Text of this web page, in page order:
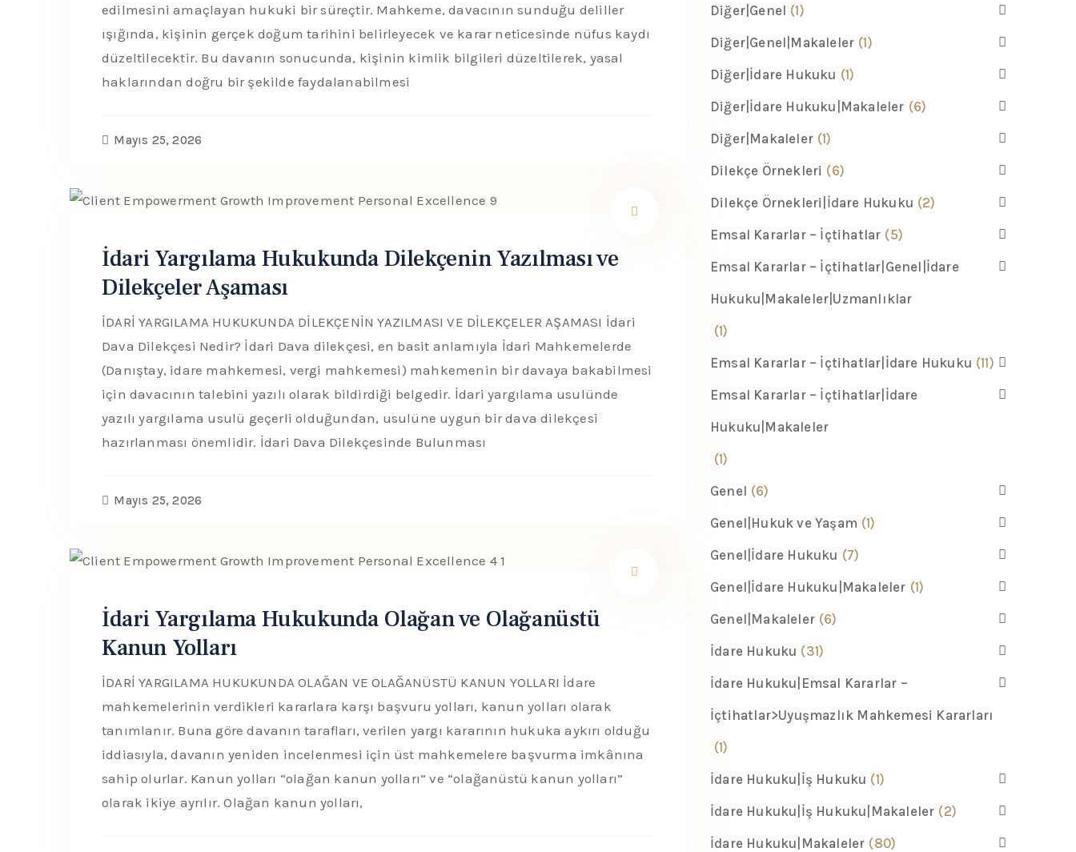
edilmesini amaçlayan hukuki bir süreçtir. Mahkeme, davacının sunduğu deliller
ışığında, kişinin gerçek doğum tarihini belirleyecek ve karar neticesinde nüfus kaydı
düzeltilecektir. Bu davanın sonucunda, kişinin kimlik bilgileri düzeltilerek, yasal
haklarından doğru bir şekilde faydalanabilmesi
Mayıs 25, 2026
İdari Yargılama Hukukunda Dilekçenin Yazılması ve
Dilekçeler Aşaması
İDARİ YARGILAMA HUKUKUNDA DİLEKÇENİN YAZILMASI VE DİLEKÇELER AŞAMASI İdari
Dava Dilekçesi Nedir? İdari Dava dilekçesi, en basit anlamıyla İdari Mahkemelerde
(Danıştay, idare mahkemesi, vergi mahkemesi) mahkemenin bir davaya bakabilmesi
için davacının talebini yazılı olarak bildirdiği belgedir. İdari yargılama usulünde
yazılı yargılama usulü geçerli olduğundan, usulüne uygun bir dava dilekçesi
hazırlanması önemlidir. İdari Dava Dilekçesinde Bulunması
Mayıs 25, 2026
İdari Yargılama Hukukunda Olağan ve Olağanüstü
Kanun Yolları
İDARİ YARGILAMA HUKUKUNDA OLAĞAN VE OLAĞANÜSTÜ KANUN YOLLARI İdare
mahkemelerinin verdikleri kararlara karşı başvuru yolları, kanun yolları olarak
tanımlanır. Buna göre davanın tarafları, verilen yargı kararının hukuka aykırı olduğu
iddiasıyla, davanın yeniden incelenmesi için üst mahkemelere başvurma imkânına
sahip olurlar. Kanun yolları “olağan kanun yolları” ve “olağanüstü kanun yolları”
olarak ikiye ayrılır. Olağan kanun yolları,
Diğer|Genel (1)
Diğer|Genel|Makaleler (1)
Diğer|İdare Hukuku (1)
Diğer|İdare Hukuku|Makaleler (6)
Diğer|Makaleler (1)
Dilekçe Örnekleri (6)
Dilekçe Örnekleri|İdare Hukuku (2)
Emsal Kararlar – İçtihatlar (5)
Emsal Kararlar – İçtihatlar|Genel|İdare
Hukuku|Makaleler|Uzmanlıklar
(1)
Emsal Kararlar – İçtihatlar|İdare Hukuku (11)
Emsal Kararlar – İçtihatlar|İdare
Hukuku|Makaleler
(1)
Genel (6)
Genel|Hukuk ve Yaşam (1)
Genel|İdare Hukuku (7)
Genel|İdare Hukuku|Makaleler (1)
Genel|Makaleler (6)
İdare Hukuku (31)
İdare Hukuku|Emsal Kararlar –
İçtihatlar>Uyuşmazlık Mahkemesi Kararları
(1)
İdare Hukuku|İş Hukuku (1)
İdare Hukuku|İş Hukuku|Makaleler (2)
İdare Hukuku|Makaleler (80)